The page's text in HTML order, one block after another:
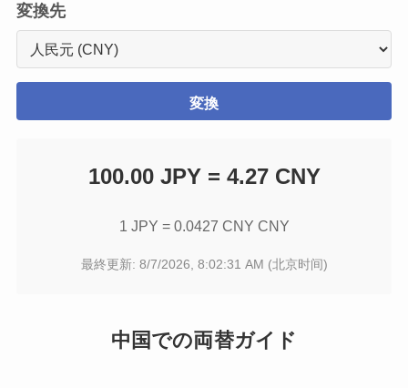
変換先
変換
100.00 JPY = 4.27 CNY
1 JPY = 0.0427 CNY CNY
最終更新: 8/7/2026, 8:02:31 AM (北京时间)
中国での両替ガイド